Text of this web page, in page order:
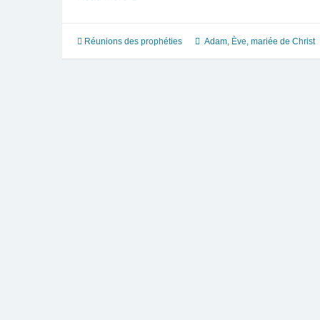
comme
Réunions des prophéties Adam, Ève, mariée de Christ